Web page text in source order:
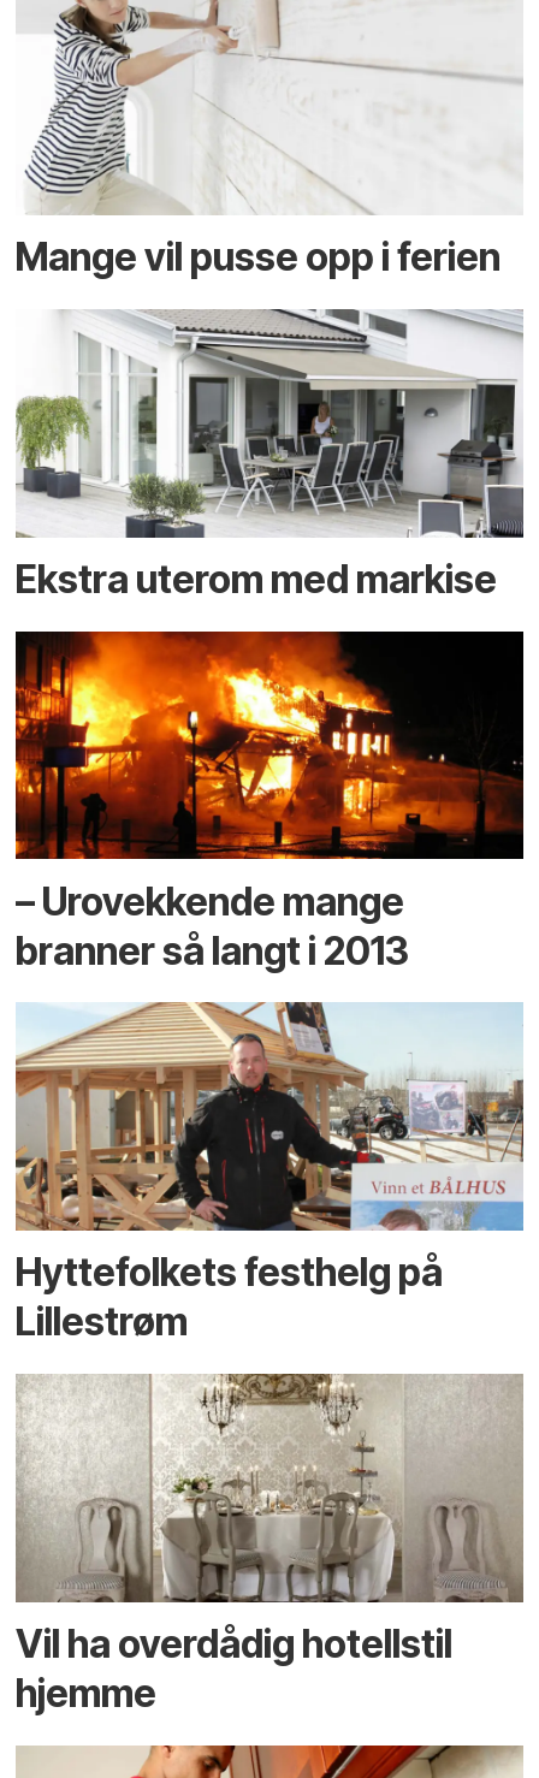
Mange vil pusse opp i ferien
Ekstra uterom med markise
– Urovekkende mange
branner så langt i 2013
Hyttefolkets festhelg på
Lillestrøm
Vil ha overdådig hotellstil
hjemme